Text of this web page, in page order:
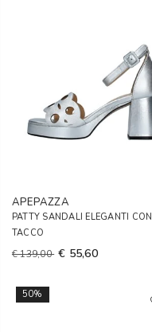
APEPAZZA
PATTY SANDALI ELEGANTI CON
TACCO
€ 139,00 € 55,60
50%